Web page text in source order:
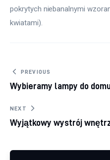
pokrytych niebanalnymi
kwiatami).
Nawigacja wpisu
PREVIOUS
Wybieramy lampy do
NEXT
Wyjątkowy wystrój